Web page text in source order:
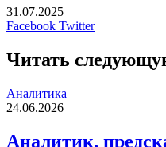
31.07.2025
Facebook TwitterLinkedIn
Tumblr
Reddit
Вконтакте
Skype
Messenger
Messenger
WhatsApp
Telegram
Viber
Line
Печатать
Читать
Аналитика
24.06.2026
Аналитик,